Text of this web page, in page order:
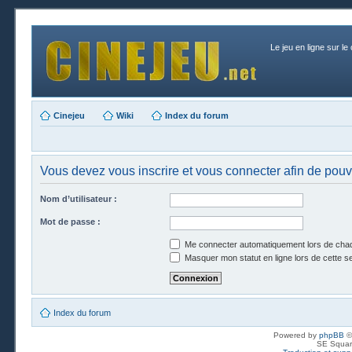
Le jeu en ligne sur le
Cinejeu Wiki Index du forum
Vous devez vous inscrire et vous connecter afin de
Nom d’utilisateur :
Mot de passe :
Me connecter automatiquement lors de
Masquer mon statut en ligne lors de cette
Index du forum
Powered by phpBB
SE